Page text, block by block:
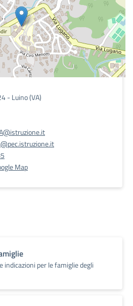
- Luino (VA)
Map
indicazioni per le famiglie degli